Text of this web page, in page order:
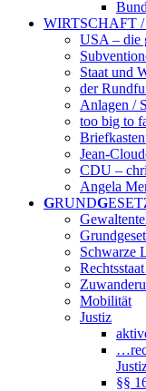
WIRTSCHAFT
USA – die
Staat und
der
Anlagen /
too big to
Jean-
CDU –
Angela
GRUNDG
Schwarze
Mobilität
Justiz
§§